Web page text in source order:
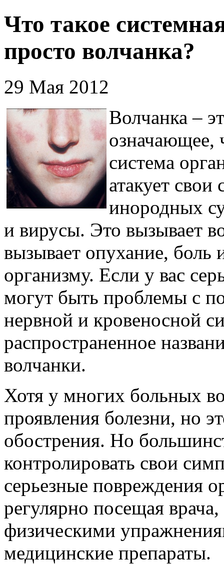
Что такое
просто волчанка?
29 Мая 2012
Волчанка –
означающее,
система
атакует свои
инородных
и вирусы. Это вызывает
вызывает опухание, боль
организму. Если у вас
могут быть проблемы с
нервной и кровеносной
распространенное
волчанки.
Хотя у многих больных
проявления болезни, но
обострения. Но
контролировать свои
серьезные повреждения
регулярно посещая
физическими
медицинские препараты.